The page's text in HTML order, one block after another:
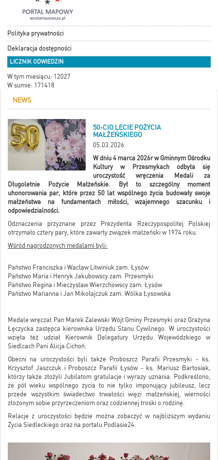
Polityka prywatności
Deklaracja dostępności
LICZNIK ODWIEDZIN
W tym miesiącu: 12027
W sumie: 171418
NEWS
50-CIO LECIE POŻYCIA
MAŁŻEŃSKIEGO
05.03.2026
W dniu 4 marca 2026r w Gminnym Ośrodku
Kultury w Przesmykach odbyła się
uroczystość wręczenia Medali za
Długoletnie Pożycie Małżeńskie. Był to szczególny moment
uhonorowania par, które przez 50 lat wspólnego życia budowały swoje
małżeństwa na fundamentach miłości, wzajemnego szacunku i
odpowiedzialności.
Odznaczenia przyznane przez Prezydenta Rzeczypospolitej Polskiej
otrzymało cztery pary, które zawarły związek małżeński w 1974 roku.
Wśród nagrodzonych medalami byli:
Państwo Franciszka i Wacław Litwiniuk zam. Łysów
Państwo Maria i Henryk Jakubowscy zam. Przesmyki
Państwo Regina i Mieczysław Wierzchowscy zam. Łysów
Państwo Marianna i Jan Mikołajczuk zam. Wólka Łysowska
Medale wręczał Pan Marek Zalewski Wójt Gminy Przesmyki oraz Grażyna
Łęczycka zastępca kierownika Urzędu Stanu Cywilnego. W uroczystości
wzięła też udział Kierownik Delegatury Urzędu Wojewódzkiego w
Siedlcach Pani Alicja Cichoń.
Obecni na uroczystości byli także Proboszcz Parafii Przesmyki - ks.
Krzysztof Jaszczuk i Proboszcz Parafii Łysów - ks. Mariusz Bartosiak,
którzy także złożyli Jubilatom gratulacje i wyrazy uznania. Podkreślono,
że pół wieku wspólnego życia to nie tylko imponujący jubileusz, lecz
przede wszystkim świadectwo trwałości więzi małżeńskiej, wierności
złożonym sobie przyrzeczeniom oraz codziennej troski o rodzinę.
Relacje z uroczystości będzie można zobaczyć w najbliższym wydaniu
Życia Siedleckiego oraz na portalu Podlasie24.